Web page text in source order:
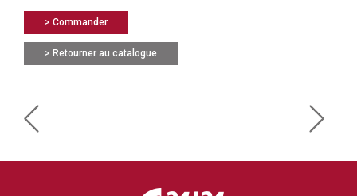
> Commander
> Retourner au catalogue